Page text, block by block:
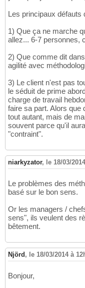
Les principaux défauts
1) Que ça ne marche
allez... 6-7 personnes,
2) Que comme dit
agilité avec
3) Le client n'est pas
le séduit de prime
charge de travail
faire sa part. Alors que
tout autant, mais de
souvent parce qu'il
"contraint".
niarkyzator, le 18/03/
Le problèmes des
basé sur le bon sens.
Or les managers /
sens", ils veulent des
bêtement.
Njörd , le 18/03/2014 à
Bonjour,